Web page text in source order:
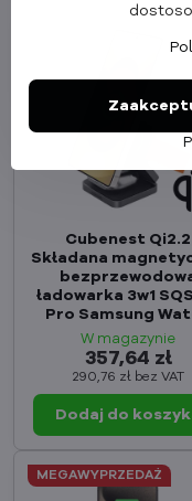
Cubenest Qi2.2
Składana
ładowarka 3w1
Pro Samsung
W magazynie
357,64 zł
290,76 zł bez VAT
Dodaj do
MEGAWYPRZEDAŻ